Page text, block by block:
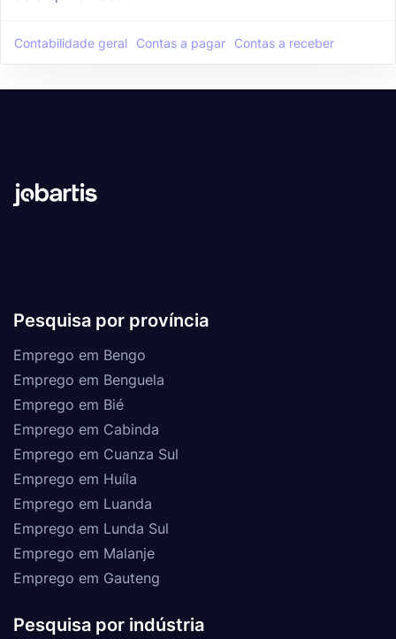
Contabilidade geral Contas a pagar Contas a receber
Pesquisa por província
Emprego em Bengo
Emprego em Benguela
Emprego em Bié
Emprego em Cabinda
Emprego em Cuanza Sul
Emprego em Huíla
Emprego em Luanda
Emprego em Lunda Sul
Emprego em Malanje
Emprego em Gauteng
Pesquisa por indústria